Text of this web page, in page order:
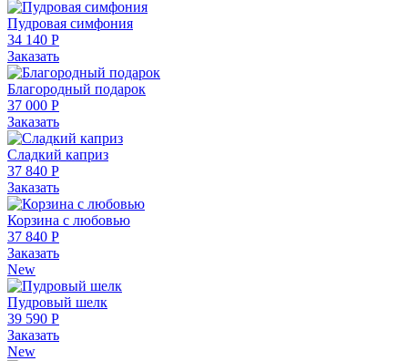
Пудровая симфония
34 140 Р
Заказать
Благородный подарок
37 000 Р
Заказать
Сладкий каприз
37 840 Р
Заказать
Корзина с любовью
37 840 Р
Заказать
New
Пудровый шелк
39 590 Р
Заказать
New